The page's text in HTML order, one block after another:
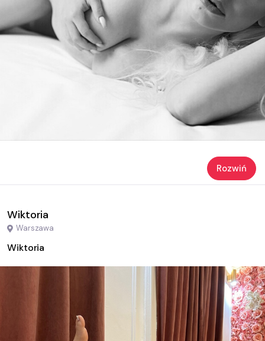
Rozwiń
Wiktoria
Warszawa
Wiktoria